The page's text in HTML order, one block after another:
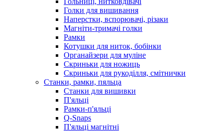
Голки для вишивання
Наперстки, вспорювачі, різаки
Магніти-тримачі голки
Рамки
Котушки для ниток, бобінки
Органайзери для муліне
Скриньки для ножиць
Скриньки для рукоділля, смітнички
Станки, рамки, пяльца
Станки для вишивки
П'яльці
Рамки-п'яльці
Q-Snaps
П'яльці магнітні